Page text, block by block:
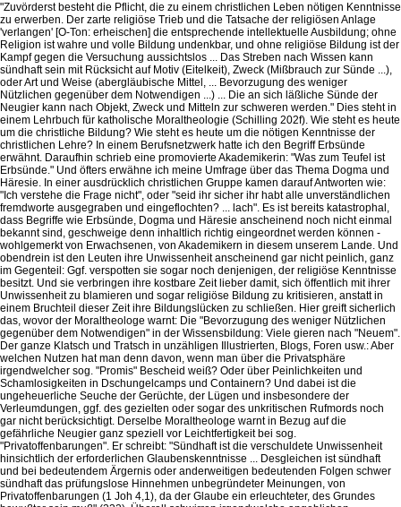
"Zuvörderst besteht die Pflicht, die zu einem christlichen Leben nötigen Kenntnisse
zu erwerben. Der zarte religiöse Trieb und die Tatsache der religiösen Anlage
'verlangen' [O-Ton: erheischen] die entsprechende intellektuelle Ausbildung; ohne
Religion ist wahre und volle Bildung undenkbar, und ohne religiöse Bildung ist der
Kampf gegen die Versuchung aussichtslos ... Das Streben nach Wissen kann
sündhaft sein mit Rücksicht auf Motiv (Eitelkeit), Zweck (Mißbrauch zur Sünde ...),
oder Art und Weise (abergläubische Mittel, ... Bevorzugung des weniger
Nützlichen gegenüber dem Notwendigen ...) ... Die an sich läßliche Sünde der
Neugier kann nach Objekt, Zweck und Mitteln zur schweren werden." Dies steht in
einem Lehrbuch für katholische Moraltheologie (Schilling 202f). Wie steht es heute
um die christliche Bildung? Wie steht es heute um die nötigen Kenntnisse der
christlichen Lehre? In einem Berufsnetzwerk hatte ich den Begriff Erbsünde
erwähnt. Daraufhin schrieb eine promovierte Akademikerin: "Was zum Teufel ist
Erbsünde." Und öfters erwähne ich meine Umfrage über das Thema Dogma und
Häresie. In einer ausdrücklich christlichen Gruppe kamen darauf Antworten wie:
"Ich verstehe die Frage nicht", oder "seid ihr sicher ihr habt alle unverständlichen
fremdworte ausgegraben und eingeflochten? ... lach". Es ist bereits katastrophal,
dass Begriffe wie Erbsünde, Dogma und Häresie anscheinend noch nicht einmal
bekannt sind, geschweige denn inhaltlich richtig eingeordnet werden können -
wohlgemerkt von Erwachsenen, von Akademikern in diesem unserem Lande. Und
obendrein ist den Leuten ihre Unwissenheit anscheinend gar nicht peinlich, ganz
im Gegenteil: Ggf. verspotten sie sogar noch denjenigen, der religiöse Kenntnisse
besitzt. Und sie verbringen ihre kostbare Zeit lieber damit, sich öffentlich mit ihrer
Unwissenheit zu blamieren und sogar religiöse Bildung zu kritisieren, anstatt in
einem Bruchteil dieser Zeit ihre Bildungslücken zu schließen. Hier greift sicherlich
das, wovor der Moraltheologe warnt: Die "Bevorzugung des weniger Nützlichen
gegenüber dem Notwendigen" in der Wissensbildung: Viele gieren nach "Neuem".
Der ganze Klatsch und Tratsch in unzähligen Illustrierten, Blogs, Foren usw.: Aber
welchen Nutzen hat man denn davon, wenn man über die Privatsphäre
irgendwelcher sog. "Promis" Bescheid weiß? Oder über Peinlichkeiten und
Schamlosigkeiten in Dschungelcamps und Containern? Und dabei ist die
ungeheuerliche Seuche der Gerüchte, der Lügen und insbesondere der
Verleumdungen, ggf. des gezielten oder sogar des unkritischen Rufmords noch
gar nicht berücksichtigt. Derselbe Moraltheologe warnt in Bezug auf die
gefährliche Neugier ganz speziell vor Leichtfertigkeit bei sog.
"Privatoffenbarungen". Er schreibt: "Sündhaft ist die verschuldete Unwissenheit
hinsichtlich der erforderlichen Glaubenskenntnisse ... Desgleichen ist sündhaft
und bei bedeutendem Ärgernis oder anderweitigen bedeutenden Folgen schwer
sündhaft das prüfungslose Hinnehmen unbegründeter Meinungen, von
Privatoffenbarungen (1 Joh 4,1), da der Glaube ein erleuchteter, des Grundes